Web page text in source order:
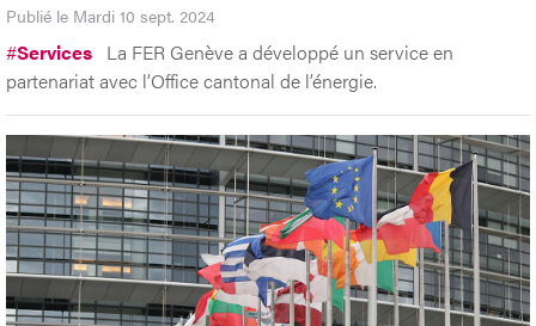
Publié le Mardi 10 sept. 2024
#Services La FER Genève a développé un service en
partenariat avec l’Office cantonal de l’énergie.